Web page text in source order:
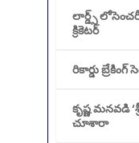
లార్డ్స్
క్రికెటర్
రికార్డు
కృష్ణ మనవడి
చూశారా